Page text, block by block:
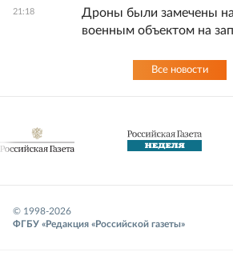
21:18
Дроны были замечены
военным объектом на
Все новости
© 1998-2026
ФГБУ «Редакция «Российской газеты»